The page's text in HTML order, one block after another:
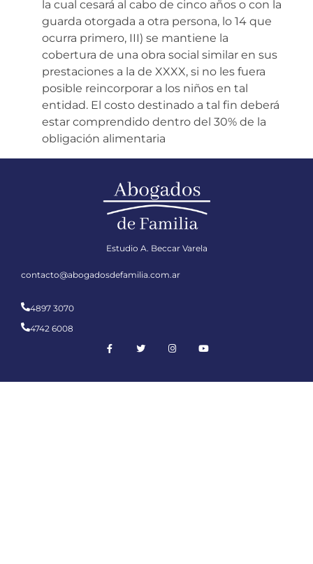
Estudio A. Beccar Varela
contacto@abogadosdefamilia.com.ar
4897 3070
4742 6008